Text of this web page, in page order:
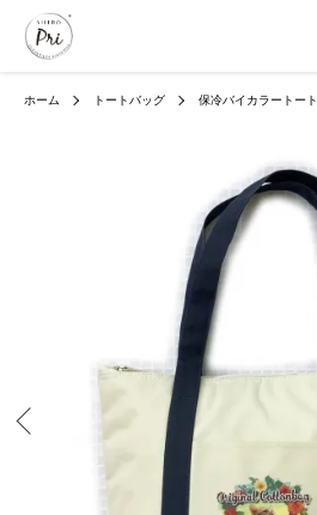
ホーム トートバッグ 保冷バイカラートート